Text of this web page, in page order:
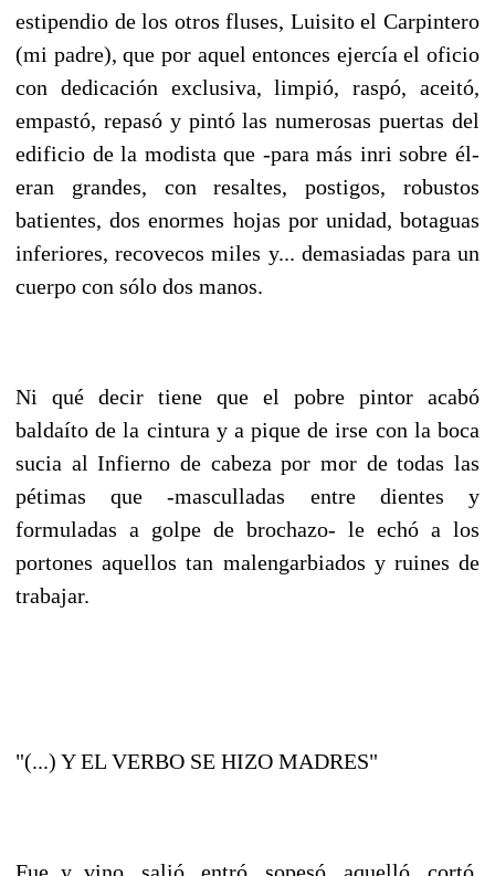
estipendio de los otros fluses, Luisito el Carpintero
(mi padre), que por aquel entonces ejercía el oficio
con dedicación exclusiva, limpió, raspó, aceitó,
empastó, repasó y pintó las numerosas puertas del
edificio de la modista que -para más inri sobre él-
eran grandes, con resaltes, postigos, robustos
batientes, dos enormes hojas por unidad, botaguas
inferiores, recovecos miles y... demasiadas para un
cuerpo con sólo dos manos.
Ni qué decir tiene que el pobre pintor acabó
baldaíto de la cintura y a pique de irse con la boca
sucia al Infierno de cabeza por mor de todas las
pétimas que -masculladas entre dientes y
formuladas a golpe de brochazo- le echó a los
portones aquellos tan malengarbiados y ruines de
trabajar.
"(...) Y EL VERBO SE HIZO MADRES"